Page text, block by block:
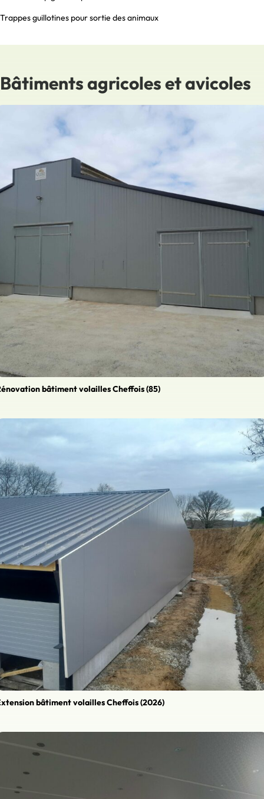
Trappes guillotines pour sortie des animaux
Bâtiments agricoles et avicoles
bâtiment volailles Cheffois (85)
bâtiment volailles Cheffois (2026)